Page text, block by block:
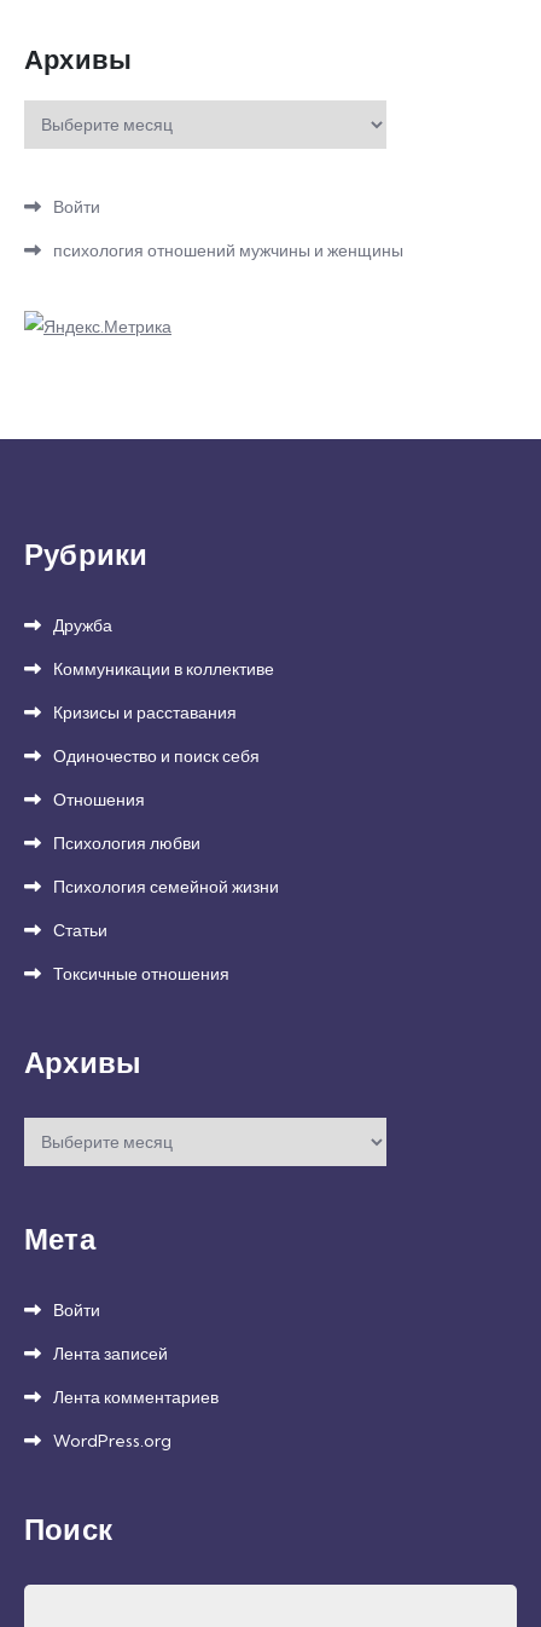
Архивы
Архивы
Войти
психология отношений мужчины и женщины
Рубрики
Дружба
Коммуникации в коллективе
Кризисы и расставания
Одиночество и поиск себя
Отношения
Психология любви
Психология семейной жизни
Статьи
Токсичные отношения
Архивы
Архивы
Мета
Войти
Лента записей
Лента комментариев
WordPress.org
Поиск